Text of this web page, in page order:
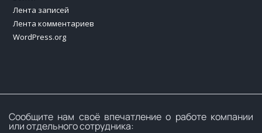
Лента записей
Лента комментариев
WordPress.org
Сообщите нам своё впечатление о работе компании
или отдельного сотрудника: